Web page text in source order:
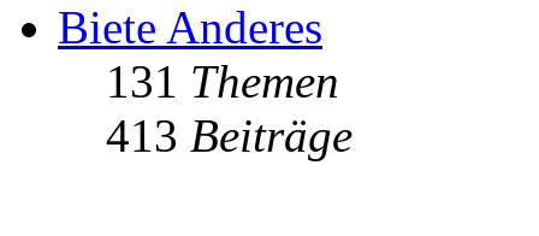
Biete Anderes
131 Themen
413 Beiträge